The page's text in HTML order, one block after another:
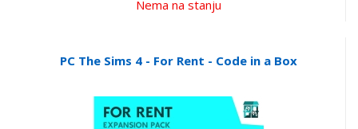
Nema na stanju
PC The Sims 4 - For Rent - Code in a Box